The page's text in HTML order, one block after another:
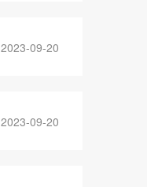
2023-09-20
2023-09-20